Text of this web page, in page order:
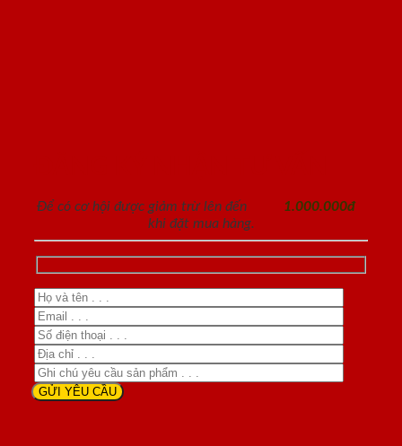
Để có cơ hội được giảm trừ lên đến
1.000.000đ
khi đặt mua hàng.